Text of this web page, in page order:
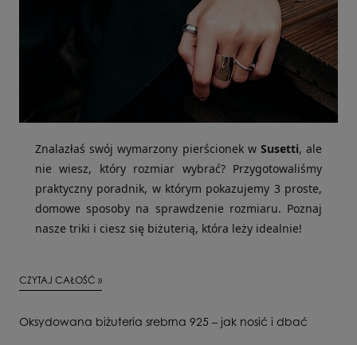
Znalazłaś swój wymarzony pierścionek w Susetti, ale
nie wiesz, który rozmiar wybrać? Przygotowaliśmy
praktyczny poradnik, w którym pokazujemy 3 proste,
domowe sposoby na sprawdzenie rozmiaru. Poznaj
nasze triki i ciesz się biżuterią, która leży idealnie!
CZYTAJ CAŁOŚĆ »
Oksydowana biżuteria srebrna 925 – jak nosić i dbać